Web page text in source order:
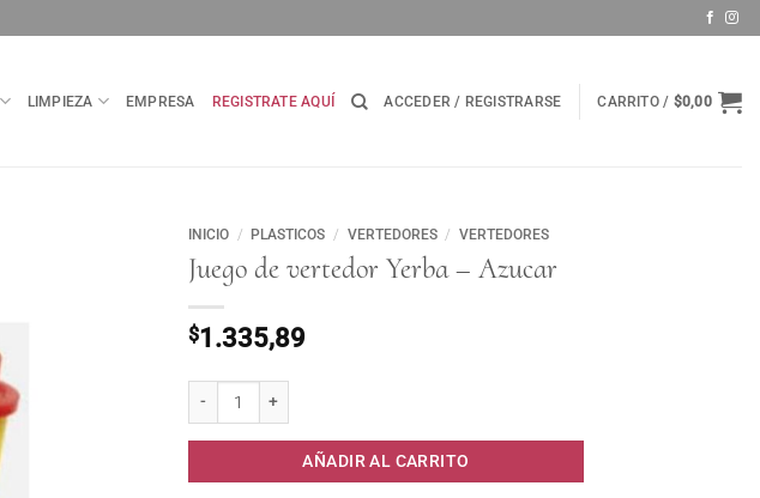
LIMPIEZA EMPRESA REGISTRATE AQUÍ ACCEDER / REGISTRARSE CARRITO / $0,00
INICIO / PLASTICOS / VERTEDORES / VERTEDORES
Juego de vertedor Yerba – Azucar
$1.335,89
AÑADIR AL CARRITO